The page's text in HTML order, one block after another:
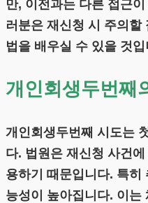
만, 이전과는 다른 접근
러분은 재신청 시 주의할
법을 배우실 수 있을 것입
개인회생두번째
개인회생두번째 시도는
다. 법원은 재신청 사건
용하기 때문입니다. 특히
능성이 높아집니다. 이는